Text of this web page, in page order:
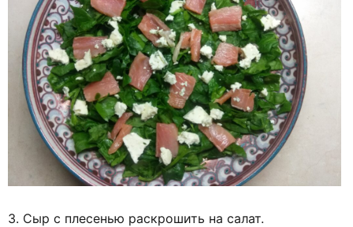
3. Сыр с плесенью раскрошить на салат.